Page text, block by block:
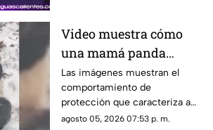
Video muestra cómo
una mamá panda
protege a su cría
Las imágenes muestran el
comportamiento de
protección que caracteriza a
las pandas gigantes durante los
agosto 05, 2026 07:53 p. m.